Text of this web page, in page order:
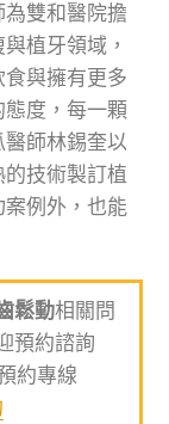
雙和醫院擔
植牙領域，
與擁有更多
度，每一顆
師林錫奎以
技術製訂植
例外，也能
鬆動相關問
預約諮詢
約專線